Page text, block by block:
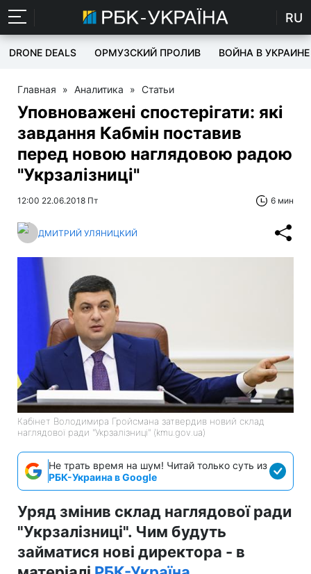
RU
DRONE DEALS ОРМУЗСКИЙ ПРОЛИВ ВОЙНА В УКРАИНЕ
Главная » Аналитика » Статьи
Уповноважені спостерігати: які
завдання Кабмін поставив
перед новою наглядовою радою
"Укрзалізниці"
12:00 22.06.2018 Пт 6 мин
ДМИТРИЙ УЛЯНИЦКИЙ
Кабінет Володимира Гройсмана затвердив новий склад
наглядової ради "Укрзалізниці" (kmu.gov.ua)
Не трать время на шум! Читай только суть из
РБК-Украина в Google
Уряд змінив склад наглядової ради
"Укрзалізниці". Чим будуть
займатися нові директора - в